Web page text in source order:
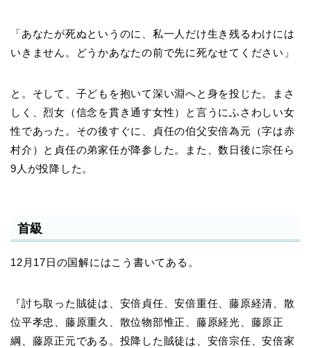
「あなたが死ぬというのに、私一人だけ生き残るわけには
いきません。どうかあなたの前で先に死なせてください」
と。そして、子どもを抱いて深い淵へと身を投じた。まさ
しく、烈女（信念を貫き通す女性）と言うにふさわしい女
性であった。その後すぐに、貞任の伯父安倍為元（字は赤
村介）と貞任の弟家任が降参した。また、数日後に宗任ら
9人が投降した。
首級
12月17日の国解にはこう書いてある。
『討ち取った賊徒は、安倍貞任、安倍重任、藤原経清、散
位平孝忠、藤原重久、散位物部惟正、藤原経光、藤原正
綱、藤原正元である。投降した賊徒は、安倍宗任、安倍家